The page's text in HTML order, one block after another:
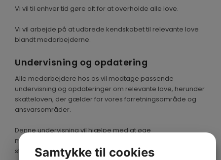
Vi vil til enhver tid gøre alt for at overholde alle love.
Vi vil arbejde på at udbrede kendskabet til relevante love
blandt medarbejderne.
Undervisning og opdatering
Alle medarbejdere hos os vil modtage passende
undervisning og opdateringer om relevante love, herunder
skatteloven, der gælder for vores forretningsområde og
ansvarsområder.
Denne undervisning vil hjælpe med at øge
medarbejdernes forståelse for de juridiske krav og etiske
standarder som virksomheden forventer at de følger.
Samtykke til cookies